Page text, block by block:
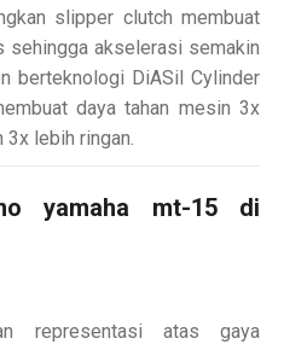
slipper clutch membuat
sehingga akselerasi semakin
berteknologi DiASil Cylinder
daya tahan mesin 3x
3x lebih ringan.
yamaha mt-15 di
representasi atas gaya